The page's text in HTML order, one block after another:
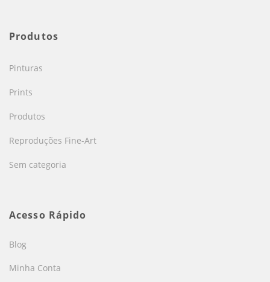
Produtos
Pinturas
Prints
Produtos
Reproduções Fine-Art
Sem categoria
Acesso Rápido
Blog
Minha Conta